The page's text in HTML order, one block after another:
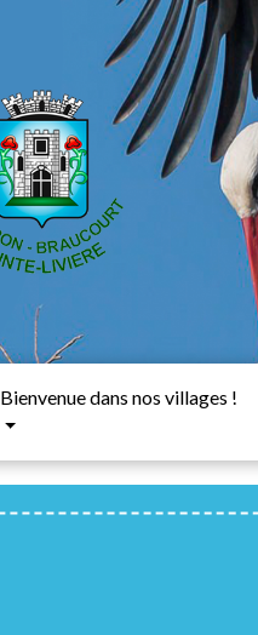
Bienvenue dans nos villages !